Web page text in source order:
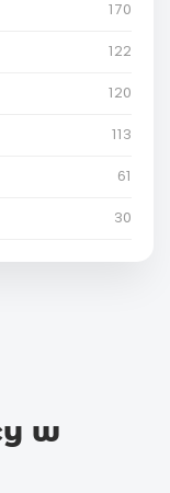
170
122
120
113
61
30
w